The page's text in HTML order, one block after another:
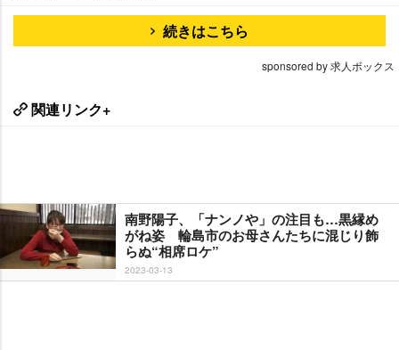
続きはこちら
sponsored by 求人ボックス
関連リンク+
南野陽子、「ナンノや」の注目も…黒縁め
がね姿 輪島市のお母さんたちに混じり飾
らぬ“相席ロケ”
2023-03-13